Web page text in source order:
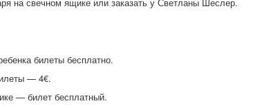
билеты бесплатно.
— 4€.
— билет бесплатный.